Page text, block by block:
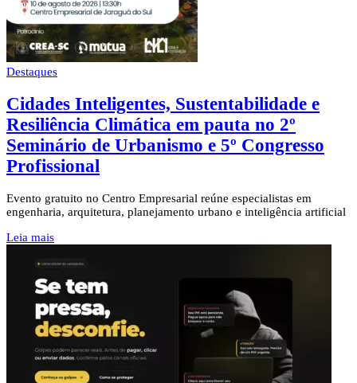
Destaques
Cidades Inteligentes, Sustentabilidade e
Resiliência Climática em pauta no 2º
Seminário de Urbanismo e 5º Congresso
Profissional
Evento gratuito no Centro Empresarial reúne especialistas em
engenharia, arquitetura, planejamento urbano e inteligência artificial
Leia mais